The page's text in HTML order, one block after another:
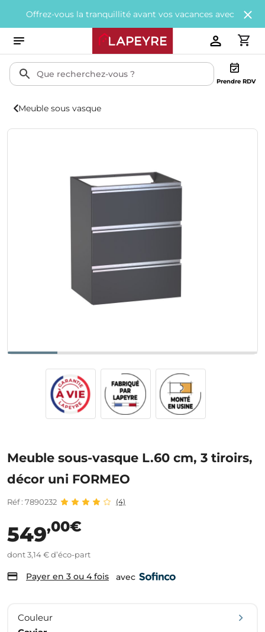
vous la tranquillité avant vos vacances avec200€ offertstous
Prendre RDV
Meuble sous vasque
Meuble sous-vasque L.60 cm, 3 tiroirs,
décor uni FORMEO
Réf : 7890232 (4)
549,00€
dont 3,14 € d’éco-part
Payer en 3 ou 4 fois avec
Couleur